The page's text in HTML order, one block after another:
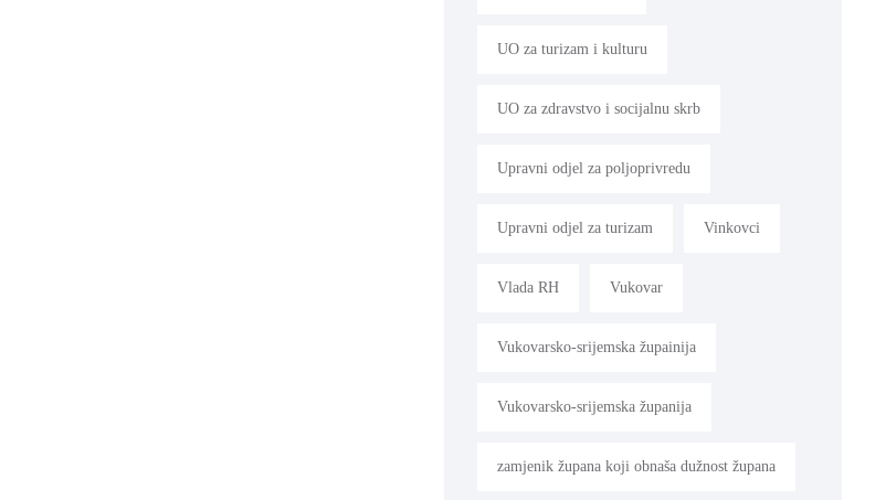
UO za turizam i kulturu
UO za zdravstvo i socijalnu skrb
Upravni odjel za poljoprivredu
Upravni odjel za turizam Vinkovci
Vlada RH Vukovar
Vukovarsko-srijemska župainija
Vukovarsko-srijemska županija
zamjenik župana koji obnaša dužnost župana